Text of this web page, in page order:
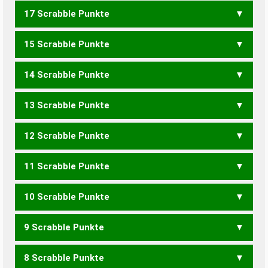
HYPEN LYRIK REPLY
17 Scrabble Punkte
KYRIE
15 Scrabble Punkte
HYLE HENRY LYREN
14 Scrabble Punkte
PILKERN PLINKER PLINKRE
13 Scrabble Punkte
HEY PILKEN PILKER PINKEL
12 Scrabble Punkte
RYE YEN YIN PILKE PINKER
11 Scrabble Punkte
PILK KNEIP KNIEP PIKEN
10 Scrabble Punkte
EPIK PIEK PIKE PINK
9 Scrabble Punkte
PIK HELP KEHL HINKE
LINKE
8 Scrabble Punkte